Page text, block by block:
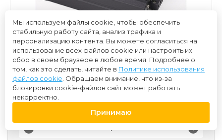
6 700 ₽
- +
Мы используем файлы cookie, чтобы обеспечить
стабильную работу сайта, анализ трафика и
персонализацию контента. Вы можете согласиться на
использование всех файлов cookie или настроить их
сбор в своём браузере в любое время. Подробнее о
том, как это сделать, читайте в Политике использования
файлов cookie . Обращаем внимание, что из-за
блокировки cookie-файлов сайт может работать
некорректно.
Принимаю